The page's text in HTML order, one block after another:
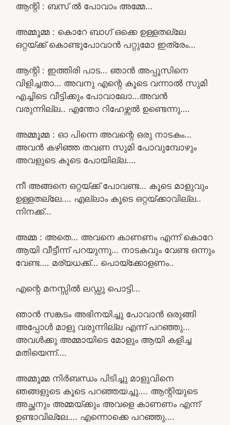
ആന്റി : ബസ് ൽ പോവാം അമ്മേ…
അമ്മൂമ്മ : കൊറേ ബാഗ് ഒക്കെ ഉള്ളതല്ലേ
ഒറ്റയ്ക്ക് കൊണ്ടുപോവാൻ പറ്റുമോ ഇത്രേം…
ആന്റി : ഇത്തിരി പാട… ഞാൻ അപ്പൂസിനെ
വിളിച്ചതാ… അവനു എന്റെ കൂടെ വന്നാൽ സുമി
എച്ചിടെ വീട്ടിക്കും പോവാലോ…അവൻ
വരുന്നില്ല.. എന്തോ റിഹേഴ്സൽ ഉണ്ടെന്നു….
അമ്മൂമ്മ : ഓ പിന്നെ അവന്റെ ഒരു നാടകം…
അവൻ കഴിഞ്ഞ തവണ സുമി പോവുമ്പോഴും
അവളുടെ കൂടെ പോയില്ല….
നീ അങ്ങനെ ഒറ്റയ്ക്ക് പോവണ്ട… കൂടെ മാളുവും
ഉള്ളതല്ലേ…. എല്ലാം കൂടെ ഒറ്റയ്ക്കാവില്ല..
നിനക്ക്…
അമ്മ : അതെ… അവനെ കാണണം എന്ന് കൊറേ
ആയി വീട്ടീന്ന് പറയുന്നു… നാടകവും വേണ്ട ഒന്നും
വേണ്ട…. മര്യധക്ക്… പൊയ്ക്കോളണം..
എന്റെ മനസ്സിൽ ലഡ്ഡു പൊട്ടി…
ഞാൻ സങ്കടം അഭിനയിച്ചു പോവാൻ ഒരുങ്ങി
അപ്പോൾ മാളു വരുന്നില്ല എന്ന് പറഞ്ഞു…
അവൾക്കു അമ്മായിടെ മോളും ആയി കളിച്ച
മതിയെന്ന്….
അമ്മൂമ്മ നിർബന്ധം പിടിച്ചു മാളുവിനെ
ഞങ്ങളുടെ കൂടെ പറഞ്ഞയച്ചു…. ആന്റിയുടെ
അച്ഛനും അമ്മയ്ക്കും അവളെ കാണണം എന്ന്
ഉണ്ടാവില്ലേ…. എന്നൊക്കെ പറഞ്ഞു….